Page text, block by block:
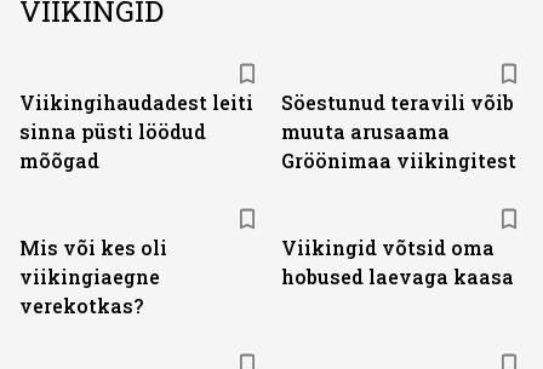
VIIKINGID
Viikingihaudadest leiti
sinna püsti löödud
mõõgad
Söestunud teravili võib
muuta arusaama
Gröönimaa viikingitest
Mis või kes oli
viikingiaegne
verekotkas?
Viikingid võtsid oma
hobused laevaga kaasa